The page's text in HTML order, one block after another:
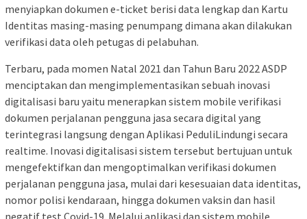
menyiapkan dokumen e-ticket berisi data lengkap dan Kartu
Identitas masing-masing penumpang dimana akan dilakukan
verifikasi data oleh petugas di pelabuhan.
Terbaru, pada momen Natal 2021 dan Tahun Baru 2022 ASDP
menciptakan dan mengimplementasikan sebuah inovasi
digitalisasi baru yaitu menerapkan sistem mobile verifikasi
dokumen perjalanan pengguna jasa secara digital yang
terintegrasi langsung dengan Aplikasi PeduliLindungi secara
realtime. Inovasi digitalisasi sistem tersebut bertujuan untuk
mengefektifkan dan mengoptimalkan verifikasi dokumen
perjalanan pengguna jasa, mulai dari kesesuaian data identitas,
nomor polisi kendaraan, hingga dokumen vaksin dan hasil
negatif test Covid-19. Melalui aplikasi dan sistem mobile